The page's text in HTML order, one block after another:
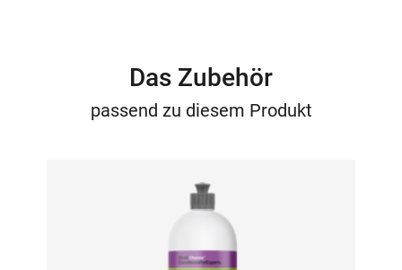
Das Zubehör
passend zu diesem Produkt